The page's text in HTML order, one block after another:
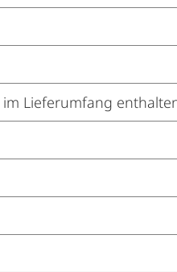
Lieferumfang